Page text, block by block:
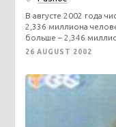
В августе 2002 года
2,336 миллиона
больше – 2,346
26 AUGUST 2002